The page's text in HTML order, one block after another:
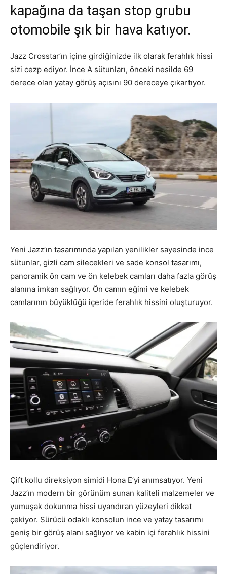
kapağına da taşan stop grubu
otomobile şık bir hava katıyor.
Jazz Crosstar’ın içine girdiğinizde ilk olarak ferahlık hissi
sizi cezp ediyor. İnce A sütunları, önceki nesilde 69
derece olan yatay görüş açısını 90 dereceye çıkartıyor.
Yeni Jazz’ın tasarımında yapılan yenilikler sayesinde ince
sütunlar, gizli cam silecekleri ve sade konsol tasarımı,
panoramik ön cam ve ön kelebek camları daha fazla görüş
alanına imkan sağlıyor. Ön camın eğimi ve kelebek
camlarının büyüklüğü içeride ferahlık hissini oluşturuyor.
Çift kollu direksiyon simidi Hona E’yi anımsatıyor. Yeni
Jazz’ın modern bir görünüm sunan kaliteli malzemeler ve
yumuşak dokunma hissi uyandıran yüzeyleri dikkat
çekiyor. Sürücü odaklı konsolun ince ve yatay tasarımı
geniş bir görüş alanı sağlıyor ve kabin içi ferahlık hissini
güçlendiriyor.